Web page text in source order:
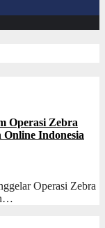
Operasi Zebra
Indonesia
Operasi Zebra